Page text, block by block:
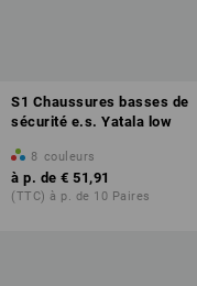
plus d'infos sur les
S1 Chaussures basses de
sécurité e.s. Yatala low
8 couleurs
à p. de € 51,91
(TTC) à p. de 10 Paires